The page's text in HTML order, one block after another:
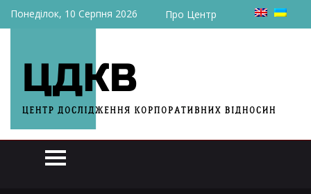
Понеділок, 10 Серпня 2026 Про Центр